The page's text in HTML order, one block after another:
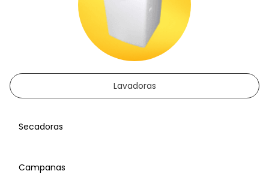
Lavadoras
Secadoras
Campanas